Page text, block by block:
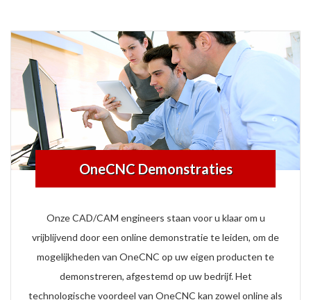
OneCNC Demonstraties
Onze CAD/CAM engineers staan ​​voor u klaar om u
vrijblijvend door een online demonstratie te leiden, om de
mogelijkheden van OneCNC op uw eigen producten te
demonstreren, afgestemd op uw bedrijf. Het
technologische voordeel van OneCNC kan zowel online als